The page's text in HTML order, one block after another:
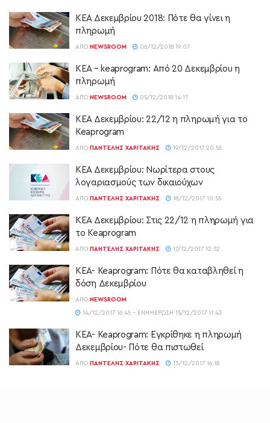
ΚΕΑ Δεκεμβρίου 2018: Πότε θα γίνει η
πληρωμή
ΑΠΌ NEWSROOM 06/12/2018 19:07
ΚΕΑ – keaprogram: Από 20 Δεκεμβρίου η
πληρωμή
ΑΠΌ NEWSROOM 05/12/2018 14:17
ΚΕΑ Δεκεμβρίου: 22/12 η πληρωμή για το
Keaprogram
ΑΠΌ ΠΑΝΤΕΛΉΣ ΧΑΡΙΤΆΚΗΣ 19/12/2017 20:56
ΚΕΑ Δεκεμβρίου: Νωρίτερα στους
λογαριασμούς των δικαιούχων
ΑΠΌ ΠΑΝΤΕΛΉΣ ΧΑΡΙΤΆΚΗΣ 18/12/2017 10:55
ΚΕΑ Δεκεμβρίου: Στις 22/12 η πληρωμή για
το Keaprogram
ΑΠΌ ΠΑΝΤΕΛΉΣ ΧΑΡΙΤΆΚΗΣ 17/12/2017 12:32
ΚΕΑ- Keaprogram: Πότε θα καταβληθεί η
δόση Δεκεμβρίου
ΑΠΌ NEWSROOM
14/12/2017 16:45 - ΕΝΗΜΈΡΩΣΗ 15/12/2017 11:43
ΚΕΑ- Keaprogram: Εγκρίθηκε η πληρωμή
Δεκεμβρίου- Πότε θα πιστωθεί
ΑΠΌ ΠΑΝΤΕΛΉΣ ΧΑΡΙΤΆΚΗΣ 13/12/2017 16:18